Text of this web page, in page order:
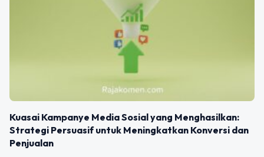
Kuasai Kampanye Media Sosial yang Menghasilkan:
Strategi Persuasif untuk Meningkatkan Konversi dan
Penjualan